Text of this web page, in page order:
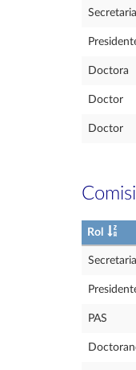
Secretaria
Doctora
Doctor
Doctor
Rol
Secretaria
PAS